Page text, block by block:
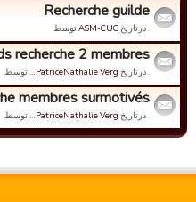
Recherche guilde
. درتاریخASM-CUCتوسط
recherche 2 membres
. درتاریخ PatriceNathalie Verg… توسط
membres surmotivés
. درتاریخ PatriceNathalie Verg… توسط